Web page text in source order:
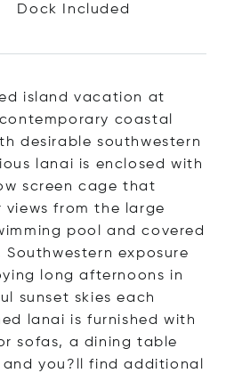
Dock Included
island vacation at
coastal
desirable southwestern
lanai is enclosed with
screen cage that
views from the large
pool and covered
exposure
long afternoons in
sunset skies each
lanai is furnished with
sofas, a dining table
you?ll find additional